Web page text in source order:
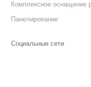
Комплексное оснащение
Панелирование
Социальные сети